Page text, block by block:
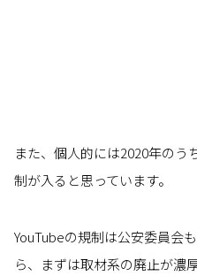
また、個人的には2020年の
制が入ると思っています。
YouTubeの規制は公安委員会
ら、まずは取材系の廃止が濃